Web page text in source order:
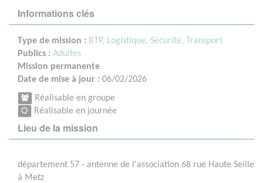
Informations clés
Type de mission : BTP, Logistique, Sécurité, Transport
Publics : Adultes
Mission permanente
Date de mise à jour : 06/02/2026
Réalisable en groupe
Réalisable en journée
Lieu de la mission
département 57 - antenne de l'association 68 rue Haute Seille
à Metz